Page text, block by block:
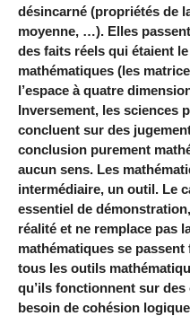
désincarné (propriétés de
moyenne, …). Elles
des faits réels qui étaient
mathématiques (les
l’espace à quatre
Inversement, les sciences
concluent sur des
conclusion purement
aucun sens. Les
intermédiaire, un outil. Le
essentiel de
réalité et ne remplace pas
mathématiques se
tous les outils
qu’ils fonctionnent sur
besoin de cohésion